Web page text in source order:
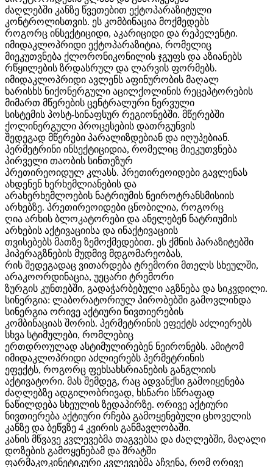
ძაღლებში კანზე წვეთებით ექტოპარაზიტული
კონტროლისთვის. ეს კომბინაცია მოქმედებს
როგორც ინსექტიციდი, აკარიციდი და რეპელენტი.
იმიდაკლოპრიდი ექტოპარაზიტია, რომელიც
მიეკუთვნება ქლორონიკონილის ჯგუფს და აზიანებს
რწყილების ზრდასრულ და ლარვის ფორმებს.
იმიდაკლოპრიდი ავლენს აფინურობის მაღალ
ხარისხს ნიქონერგული აცილქოლინის რეცეპტორების
მიმართ მწერების ცენტრალური ნერვული
სისტემის პოსტ-სინაფსურ რეგიონებში. მწერებში
ქოლინერგული პროცესების დათრგუნვის
შედეგად მწერები პარალიზდებიან და იღუპებიან.
პერმეტრინი ინსექტიციდია, რომელიც მიეკუთვნება
პირველი თაობის სინთეზურ
პრეთირეოიდულ კლასს. პრეთირეოიდები გავლენას
ახდენენ ხერხემლიანების და
არახერხემლოების ნატრიუმის ნეიროტრანსმისიის
არხებზე. პრეთირეოიდები ცნობილია, როგორც
ღია არხის ბლოკატორები და ანელებენ ნატრიუმის
არხების აქტივაციისა და ინაქტივაციის
თვისებებს მათზე ზემოქმედებით. ეს ქმნის პარაზიტებში
ჰიპერაგზნების მუდმივ მდგომარეობას,
რის შედეგადაც ვითარდება ტრემორი მთელს სხეულში,
არაკოორდინაცია, უეცარი ტრემორი
ზურგის კუნთებში, გადაჭარბებული აგზნება და სიკვდილი.
სინერგია: ლაბორატორიულ პირობებში გამოვლინდა
სინერგია ორივე აქტიური ნივთიერების
კომბინაციას შორის. პერმეტრინის ეფექტს აძლიერებს
სხვა სტიმულები, რომლებიც
ერთდროულად ასტიმულირებენ ნეირონებს. ამიტომ
იმიდაკლოპრიდი აძლიერებს პერმეტრინის
ეფექტს, როგორც ფეხსახსრიანების განგლიის
აქტივატორი. მას შემდეგ, რაც ადვანქსი გამოიყენება
ძაღლებზე ადგილობრივად, ხსნარი სწრაფად
ნაწილდება სხეულის ზედაპირზე. ორივე აქტიური
ნივთიერება აქტიური რჩება გამოყენებული ცხოველის
კანზე და ბეწვზე 4 კვირის განმავლობაში.
კანის მწვავე კვლევებმა თაგვებსა და ძაღლებში, მაღალი
დოზების გამოყენებამ და შრატში
ფარმაკოკინეტიკური კვლევებმა აჩვენა, რომ ორივე